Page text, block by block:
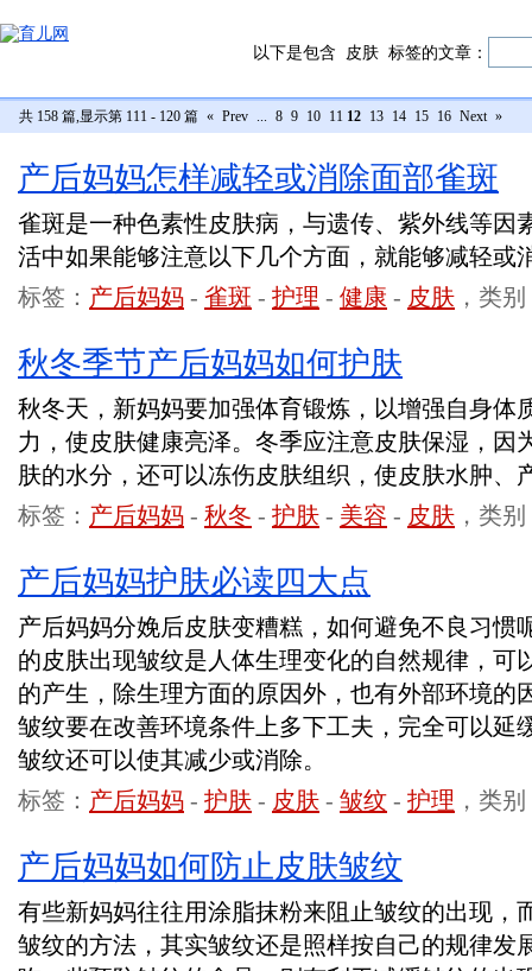
以下是包含 皮肤 标签的文章：
共 158 篇,显示第 111 - 120 篇 « Prev ... 8 9 10 11 12 13 14 15 16 Next »
产后妈妈怎样减轻或消除面部雀斑
雀斑是一种色素性皮肤病，与遗传、紫外线等因
活中如果能够注意以下几个方面，就能够减轻或
标签： 产后妈妈 - 雀斑 - 护理 - 健康 - 皮肤 ，类
秋冬季节产后妈妈如何护肤
秋冬天，新妈妈要加强体育锻炼，以增强自身体
力，使皮肤健康亮泽。冬季应注意皮肤保湿，因
肤的水分，还可以冻伤皮肤组织，使皮肤水肿
标签： 产后妈妈 - 秋冬 - 护肤 - 美容 - 皮肤 ，类
产后妈妈护肤必读四大点
产后妈妈分娩后皮肤变糟糕，如何避免不良习惯
的皮肤出现皱纹是人体生理变化的自然规律，可
的产生，除生理方面的原因外，也有外部环境的
皱纹要在改善环境条件上多下工夫，完全可以延
皱纹还可以使其减少或消除。
标签： 产后妈妈 - 护肤 - 皮肤 - 皱纹 - 护理 ，类
产后妈妈如何防止皮肤皱纹
有些新妈妈往往用涂脂抹粉来阻止皱纹的出现，
皱纹的方法，其实皱纹还是照样按自己的规律发